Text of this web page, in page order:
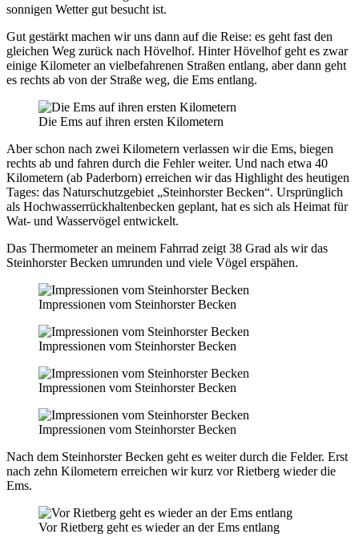
sonnigen Wetter gut besucht ist.
Gut gestärkt machen wir uns dann auf die Reise: es geht fast den
gleichen Weg zurück nach Hövelhof. Hinter Hövelhof geht es zwar
einige Kilometer an vielbefahrenen Straßen entlang, aber dann geht
es rechts ab von der Straße weg, die Ems entlang.
Die Ems auf ihren ersten Kilometern
Aber schon nach zwei Kilometern verlassen wir die Ems, biegen
rechts ab und fahren durch die Fehler weiter. Und nach etwa 40
Kilometern (ab Paderborn) erreichen wir das Highlight des heutigen
Tages: das Naturschutzgebiet „Steinhorster Becken“. Ursprünglich
als Hochwasserrückhaltenbecken geplant, hat es sich als Heimat für
Wat- und Wasservögel entwickelt.
Das Thermometer an meinem Fahrrad zeigt 38 Grad als wir das
Steinhorster Becken umrunden und viele Vögel erspähen.
Impressionen vom Steinhorster Becken
Impressionen vom Steinhorster Becken
Impressionen vom Steinhorster Becken
Impressionen vom Steinhorster Becken
Nach dem Steinhorster Becken geht es weiter durch die Felder. Erst
nach zehn Kilometern erreichen wir kurz vor Rietberg wieder die
Ems.
Vor Rietberg geht es wieder an der Ems entlang